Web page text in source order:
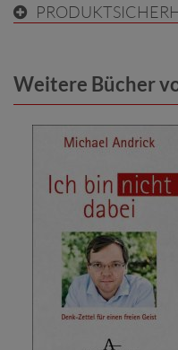
Weitere Bücher